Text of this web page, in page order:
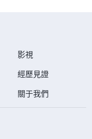
影視
經歷見證
關于我們